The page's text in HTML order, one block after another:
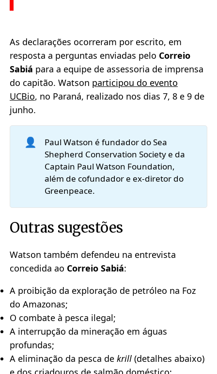
As declarações ocorreram por escrito, em
resposta a perguntas enviadas pelo Correio
Sabiá para a equipe de assessoria de imprensa
do capitão. Watson participou do evento
UCBio, no Paraná, realizado nos dias 7, 8 e 9 de
junho.
👤
Paul Watson é fundador do Sea
Shepherd Conservation Society e da
Captain Paul Watson Foundation,
além de cofundador e ex-diretor do
Greenpeace.
Outras sugestões
Watson também defendeu na entrevista
concedida ao Correio Sabiá:
A proibição da exploração de petróleo na Foz
do Amazonas;
O combate à pesca ilegal;
A interrupção da mineração em águas
profundas;
A eliminação da pesca de krill (detalhes abaixo)